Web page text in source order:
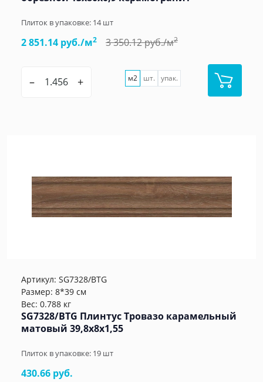
Плиток в упаковке: 14шт
2 851.14 руб./м2 3 350.12 руб./м2
– + м2 шт. упак.
Артикул: SG7328/BTG
Размер: 8*39 см
Вес: 0.788 кг
SG7328/BTG Плинтус Тровазо карамельный
матовый 39,8x8x1,55
Плиток в упаковке: 19 шт
430.66 руб.